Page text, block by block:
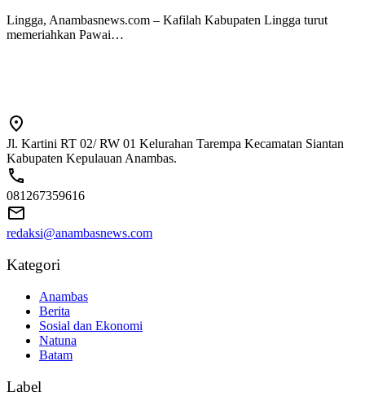
Lingga, Anambasnews.com – Kafilah Kabupaten Lingga turut
memeriahkan Pawai…
Jl. Kartini RT 02/ RW 01 Kelurahan Tarempa Kecamatan Siantan
Kabupaten Kepulauan Anambas.
081267359616
redaksi@anambasnews.com
Kategori
Anambas
Berita
Sosial dan Ekonomi
Natuna
Batam
Label